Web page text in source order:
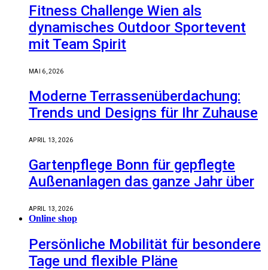
Fitness Challenge Wien als
dynamisches Outdoor Sportevent
mit Team Spirit
MAI 6, 2026
Moderne Terrassenüberdachung:
Trends und Designs für Ihr Zuhause
APRIL 13, 2026
Gartenpflege Bonn für gepflegte
Außenanlagen das ganze Jahr über
APRIL 13, 2026
Online shop
Persönliche Mobilität für besondere
Tage und flexible Pläne